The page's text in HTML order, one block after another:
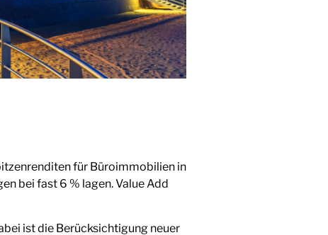
für Büroimmobilien in
bei fast 6 % lagen. Value Add
ist die Berücksichtigung neuer